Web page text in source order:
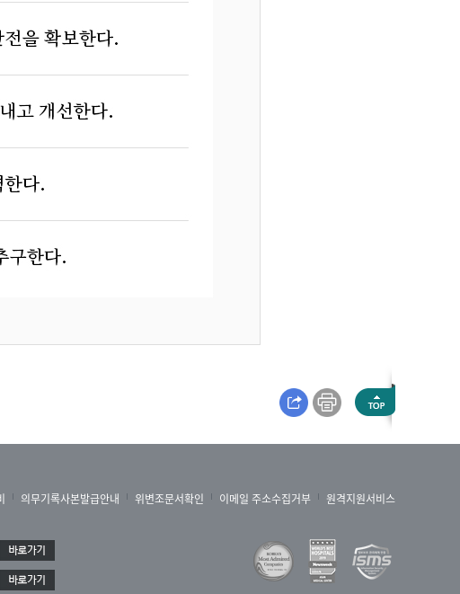
의무기록사본발급안내 위변조문서확인 이메일 주소수집거부 원격지원서비스